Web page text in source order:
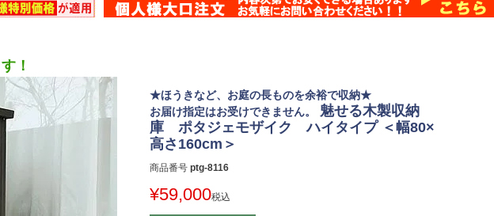
！
★ほうきなど、お庭の長ものを余裕で収納★
お届け指定はお受けできません。
魅せる木製収納
庫 ポタジェモザイク ハイタイプ ＜幅80×
高さ160cm＞
商品番号 ptg-8116
¥59,000税込